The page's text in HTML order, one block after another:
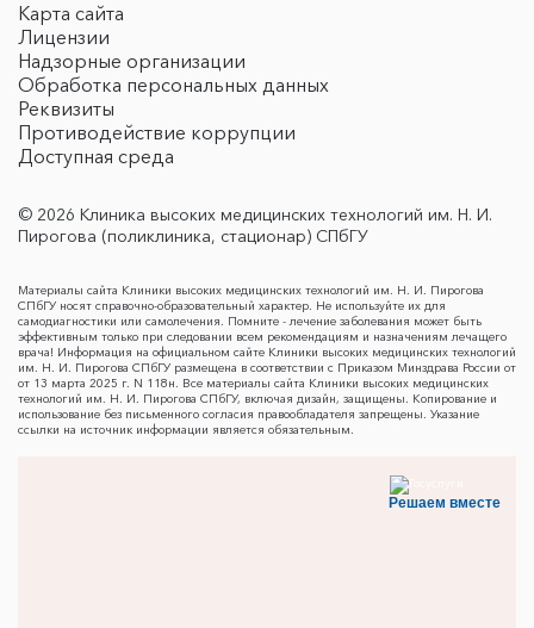
Карта сайта
Лицензии
Надзорные организации
Обработка персональных данных
Реквизиты
Противодействие коррупции
Доступная среда
© 2026 Клиника высоких медицинских технологий им. Н. И.
Пирогова (поликлиника, стационар) СПбГУ
Материалы сайта Клиники высоких медицинских технологий им. Н. И. Пирогова
СПбГУ носят справочно-образовательный характер. Не используйте их для
самодиагностики или самолечения. Помните - лечение заболевания может быть
эффективным только при следовании всем рекомендациям и назначениям лечащего
врача! Информация на официальном сайте Клиники высоких медицинских технологий
им. Н. И. Пирогова СПбГУ размещена в соответствии с Приказом Минздрава России от
от 13 марта 2025 г. N 118н. Все материалы сайта Клиники высоких медицинских
технологий им. Н. И. Пирогова СПбГУ, включая дизайн, защищены. Копирование и
использование без письменного согласия правообладателя запрещены. Указание
ссылки на источник информации является обязательным.
Решаем вместе